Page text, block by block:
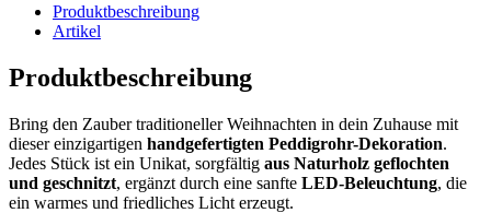
Produktbeschreibung
Artikel
Produktbeschreibung
Bring den Zauber traditioneller Weihnachten in dein Zuhause mit
dieser einzigartigen handgefertigten Peddigrohr-Dekoration.
Jedes Stück ist ein Unikat, sorgfältig aus Naturholz geflochten
und geschnitzt, ergänzt durch eine sanfte LED-Beleuchtung, die
ein warmes und friedliches Licht erzeugt.